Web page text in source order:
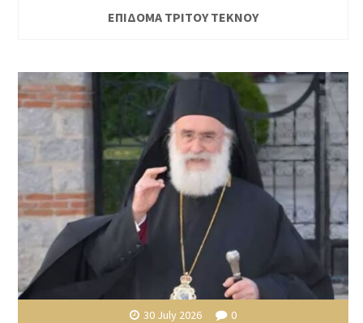
ΕΠΙΔΟΜΑ ΤΡΙΤΟΥ ΤΕΚΝΟΥ
30 July 2026 0